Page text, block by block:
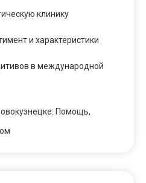
клинику
и характеристики
в международной
Помощь,